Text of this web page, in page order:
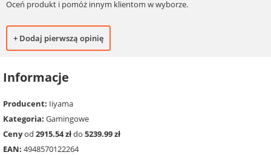
Oceń produkt i pomóż innym klientom w wyborze.
+ Dodaj pierwszą opinię
Informacje
Producent: Iiyama
Kategoria: Gamingowe
Cenyod 2915.54 złdo 5239.99 zł
EAN: 4948570122264